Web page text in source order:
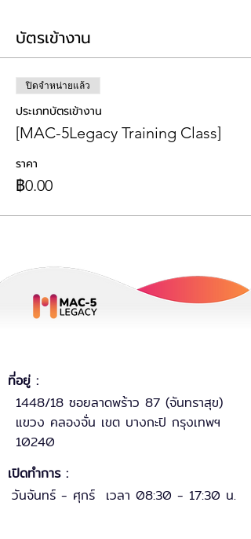
บัตรเข้างาน
ปิดจำหน่ายแล้ว
ประเภทบัตรเข้างาน
[MAC-5Legacy Training Class]
ราคา
฿0.00
ที่อยู่ :
1448/18 ซอยลาดพร้าว 87 (จันทราสุข)
แขวง คลองจั่น เขต บางกะปิ กรุงเทพฯ
10240
เปิดทำการ :
วันจันทร์ - ศุกร์ เวลา 08:30 - 17:30 น.